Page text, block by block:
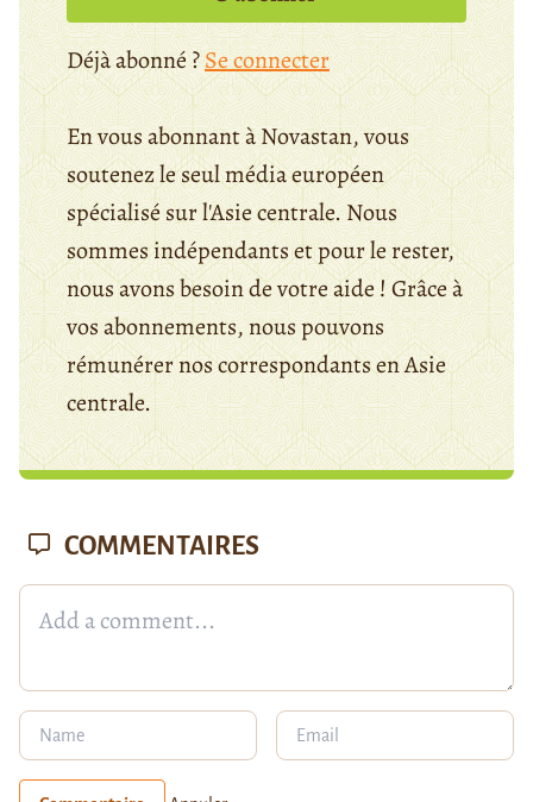
Déjà abonné ?Se connecter
En vous abonnant à Novastan, vous
soutenez le seul média européen
spécialisé sur l'Asie centrale. Nous
sommes indépendants et pour le rester,
nous avons besoin de votre aide ! Grâce à
vos abonnements, nous pouvons
rémunérer nos correspondants en Asie
centrale.
COMMENTAIRES